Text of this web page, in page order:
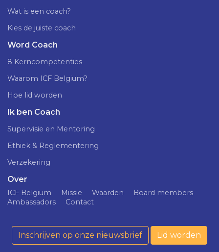
Wat is een coach?
Kies de juiste coach
Word Coach
8 Kerncompetenties
Waarom ICF Belgium?
Hoe lid worden
Ik ben Coach
Supervisie en Mentoring
Ethiek & Reglementering
Verzekering
Over
ICF Belgium Missie Waarden
Board members
Ambassadors
Contact
Inschrijven op onze nieuwsbrief Lid worden